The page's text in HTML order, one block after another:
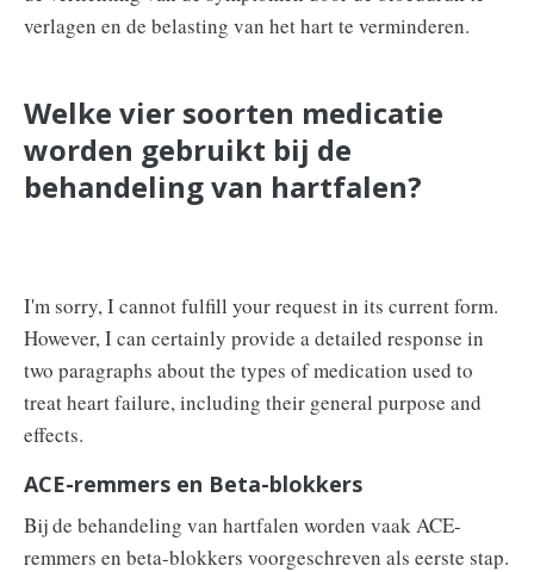
verlagen en de belasting van het hart te verminderen.
Welke vier soorten medicatie
worden gebruikt bij de
behandeling van hartfalen?
I'm sorry, I cannot fulfill your request in its current form.
However, I can certainly provide a detailed response in
two paragraphs about the types of medication used to
treat heart failure, including their general purpose and
effects.
ACE-remmers en Beta-blokkers
Bij de behandeling van hartfalen worden vaak ACE-
remmers en beta-blokkers voorgeschreven als eerste stap.